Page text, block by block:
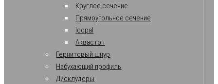
Круглое сечение
Прямоугольное сечение
Icopal
Аквастоп
Гернитовый шнур
Набухающий профиль
Дисклудеры